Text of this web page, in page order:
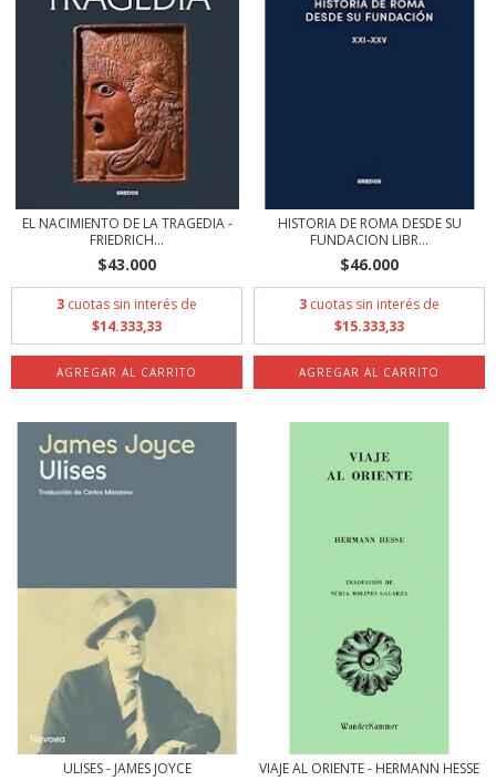
EL NACIMIENTO DE LA TRAGEDIA -
FRIEDRICH...
$43.000
3 cuotas sin interés de
$14.333,33
HISTORIA DE ROMA DESDE SU
FUNDACION LIBR...
$46.000
3 cuotas sin interés de
$15.333,33
ULISES - JAMES JOYCE VIAJE AL ORIENTE - HERMANN HESSE